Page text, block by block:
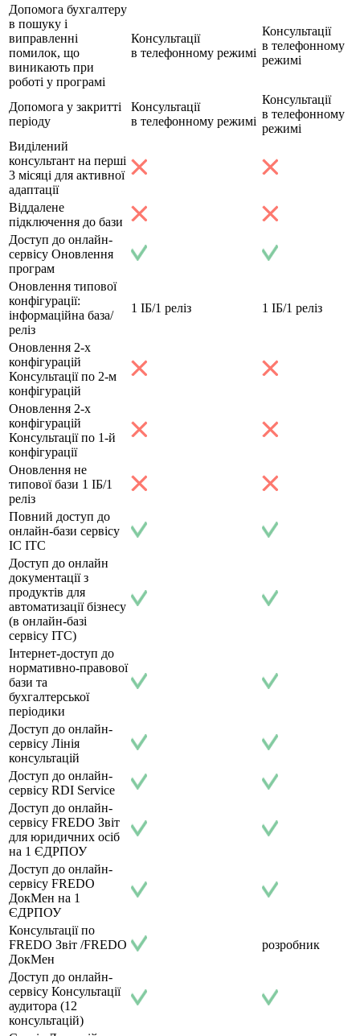
Допомога бухгалтеру
в пошуку і
виправленні
помилок, що
виникають при
роботі у програмі
Консультації
в телефонному режимі
Консультації
в телефонному
режимі
Допомога у закритті
періоду
Консультації
в телефонному режимі
Консультації
в телефонному
режимі
Виділений
консультант на перші
3 місяці для активної
адаптації
Віддалене
підключення до бази
Доступ до онлайн-
сервісу Оновлення
програм
Оновлення типової
конфігурації:
інформаційна база/
реліз
1 ІБ/1 реліз 1 ІБ/1 реліз
Оновлення 2-х
конфігурацій
Консультації по 2-м
конфігурацій
Оновлення 2-х
конфігурацій
Консультації по 1-й
конфігурації
Оновлення не
типової бази 1 ІБ/1
реліз
Повний доступ до
онлайн-бази сервісу
ІС ІТС
Доступ до онлайн
документації з
продуктів для
автоматизації бізнесу
(в онлайн-базі
сервісу ІТС)
Інтернет-доступ до
нормативно-правової
бази та
бухгалтерської
періодики
Доступ до онлайн-
сервісу Лінія
консультацій
Доступ до онлайн-
сервісу RDI Service
Доступ до онлайн-
сервісу FREDO Звіт
для юридичних осіб
на 1 ЄДРПОУ
Доступ до онлайн-
сервісу FREDO
ДокМен на 1
ЄДРПОУ
Консультації по
FREDO Звіт /FREDO
ДокМен
розробник
Доступ до онлайн-
сервісу Консультації
аудитора (12
консультацій)